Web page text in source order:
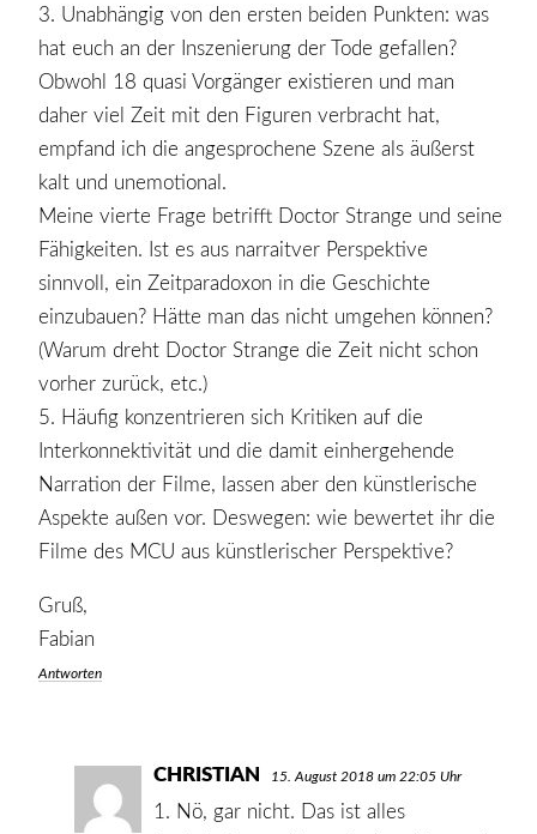
3. Unabhängig von den ersten beiden Punkten: was
hat euch an der Inszenierung der Tode gefallen?
Obwohl 18 quasi Vorgänger existieren und man
daher viel Zeit mit den Figuren verbracht hat,
empfand ich die angesprochene Szene als äußerst
kalt und unemotional.
Meine vierte Frage betrifft Doctor Strange und seine
Fähigkeiten. Ist es aus narraitver Perspektive
sinnvoll, ein Zeitparadoxon in die Geschichte
einzubauen? Hätte man das nicht umgehen können?
(Warum dreht Doctor Strange die Zeit nicht schon
vorher zurück, etc.)
5. Häufig konzentrieren sich Kritiken auf die
Interkonnektivität und die damit einhergehende
Narration der Filme, lassen aber den künstlerische
Aspekte außen vor. Deswegen: wie bewertet ihr die
Filme des MCU aus künstlerischer Perspektive?
Gruß,
Fabian
Antworten
CHRISTIAN SAGT:
15. August 2018 um 22:05 Uhr
1. Nö, gar nicht. Das ist alles